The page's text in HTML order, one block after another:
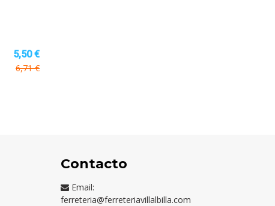
5,50 €
6,71 €
Contacto
Email:
ferreteria@ferreteriavillalbilla.com